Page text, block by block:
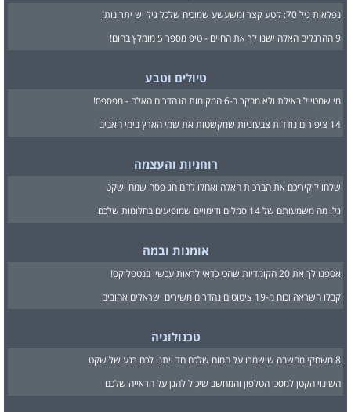
נפלאות גיל 70: קטע קצר ומשעשע שמוכיח שלכל גיל יש יתרונות!
9 ההרגלים האלה ישנו לך את החיים - טיפ מספר 5 מומלץ בחום!
טיולים וטבע
מי שמטייל באילת ולא מבקר ב-6 המקומות הנהדרים האלה - מפספס!
14 ציפורים נודדות צבעוניות שמקשטות את שמי הארץ בימי האביב
רוחניות והעצמה
שלחו ליקיריכם את הברכות האלה ואחלו להם חג פסח שמח ושקט
גלו מה משמעותם של 14 סמלים ודימויים שמופיעים בחלומות שלכם
אומנות ובמה
אספנו לך את 20 הקומדיות שהכי כדאי לראות עכשיו בנטפליקס!
קבלו השראה וכוח מ-19 ציטוטים נהדרים משירים ישראלים אהובים
טכנולוגיה
8 משחקי מחשבה שישמרו על המוח שלכם חד ויתנו לכם רגע של שקט
השינוי הקטן למסכי הטלפון והמחשב שיכול להגן על הראייה שלכם